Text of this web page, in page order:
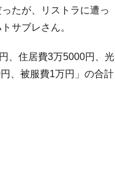
たが、リストラに遭っ
サブレさん。
、住居費3万5000円、光
、被服費1万円」の合計